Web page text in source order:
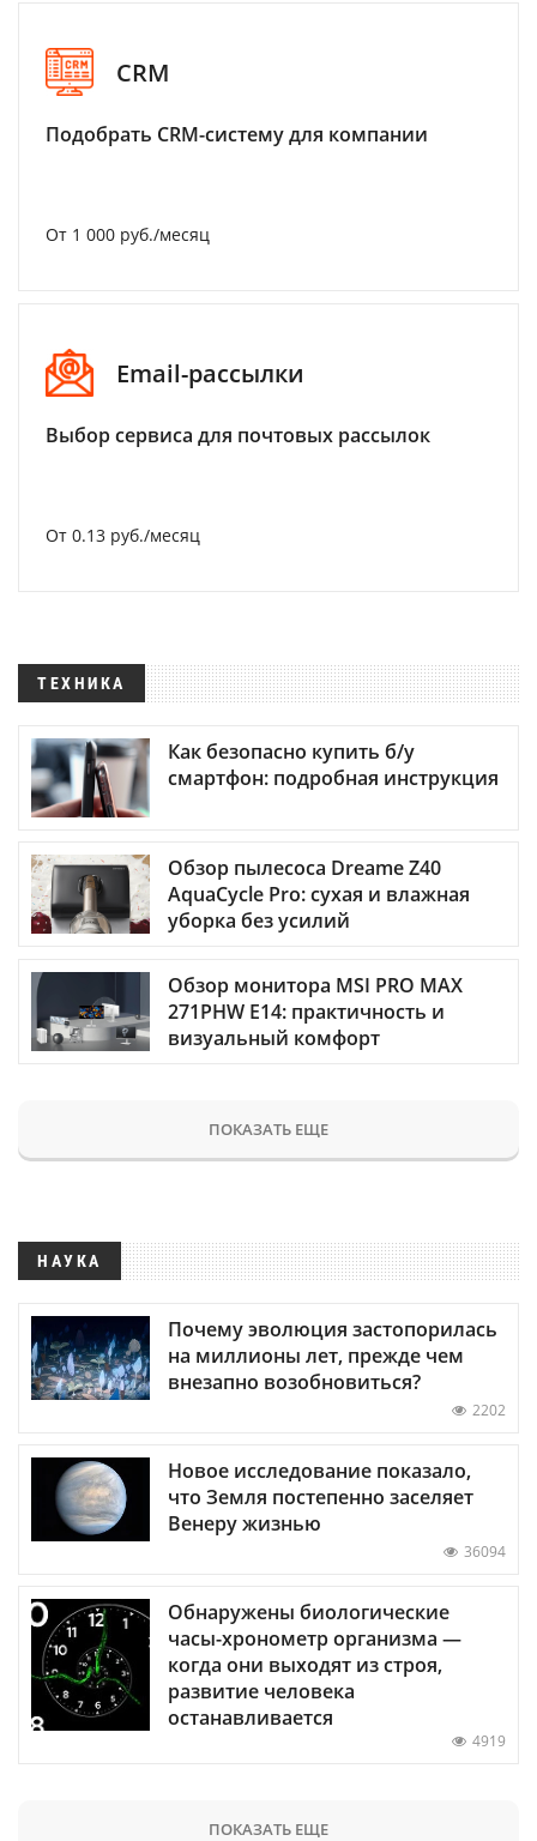
CRM
Подобрать CRM-систему для компании
От 1 000 руб./месяц
Email-рассылки
Выбор сервиса для почтовых рассылок
От 0.13 руб./месяц
ТЕХНИКА
Как безопасно купить б/у
смартфон: подробная инструкция
Обзор пылесоса Dreame Z40
AquaCycle Pro: сухая и влажная
уборка без усилий
Обзор монитора MSI PRO MAX
271PHW E14: практичность и
визуальный комфорт
ПОКАЗАТЬ ЕЩЕ
НАУКА
Почему эволюция застопорилась
на миллионы лет, прежде чем
внезапно возобновиться?
2202
Новое исследование показало,
что Земля постепенно заселяет
Венеру жизнью
36094
Обнаружены биологические
часы-хронометр организма —
когда они выходят из строя,
развитие человека
останавливается
4919
ПОКАЗАТЬ ЕЩЕ